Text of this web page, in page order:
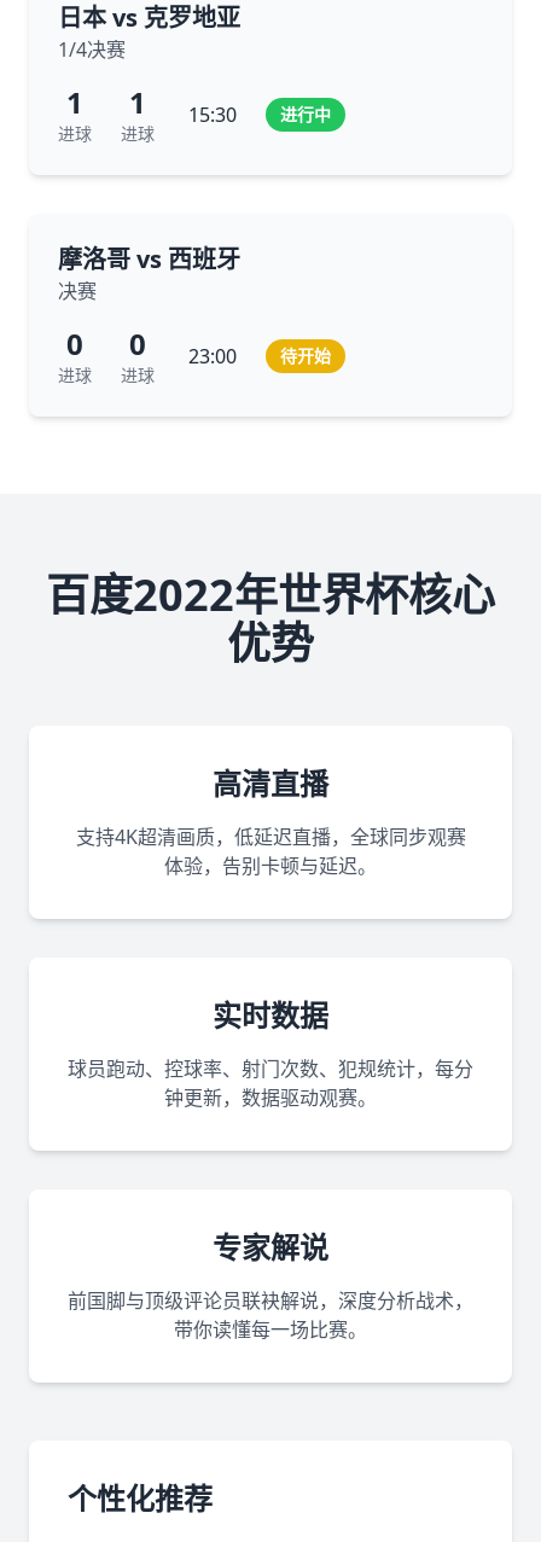
日本 vs 克罗地亚
1/4决赛
1
进球
1
进球
15:30 进行中
摩洛哥 vs 西班牙
决赛
0
进球
0
进球
23:00 待开始
百度2022年世界杯核心
优势
高清直播
支持4K超清画质，低延迟直播，全球同步观赛
体验，告别卡顿与延迟。
实时数据
球员跑动、控球率、射门次数、犯规统计，每分
钟更新，数据驱动观赛。
专家解说
前国脚与顶级评论员联袂解说，深度分析战术，
带你读懂每一场比赛。
个性化推荐